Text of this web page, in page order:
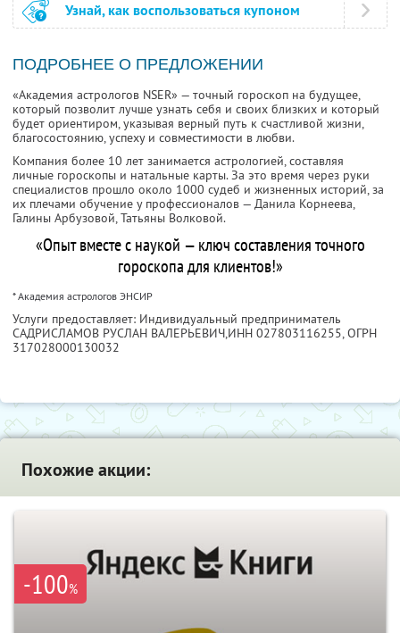
Узнай, как воспользоваться купоном
ПОДРОБНЕЕ О ПРЕДЛОЖЕНИИ
«Академия астрологов NSER» — точный гороскоп на будущее,
который позволит лучше узнать себя и своих близких и который
будет ориентиром, указывая верный путь к счастливой жизни,
благосостоянию, успеху и совместимости в любви.
Компания более 10 лет занимается астрологией, составляя
личные гороскопы и натальные карты. За это время через руки
специалистов прошло около 1000 судеб и жизненных историй, за
их плечами обучение у профессионалов — Данила Корнеева,
Галины Арбузовой, Татьяны Волковой.
«Опыт вместе с наукой — ключ составления точного
гороскопа для клиентов!»
* Академия астрологов ЭНСИР
Услуги предоставляет: Индивидуальный предприниматель
САДРИСЛАМОВ РУСЛАН ВАЛЕРЬЕВИЧ,ИНН 027803116255, ОГРН
317028000130032
Похожие акции:
-100%